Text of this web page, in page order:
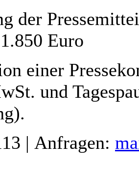
der
Euro
einer
und
| Anfragen: